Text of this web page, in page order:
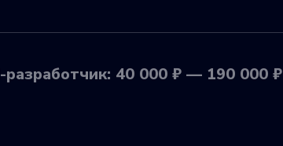
разработчик: 40 000 ₽ — 190 000 ₽